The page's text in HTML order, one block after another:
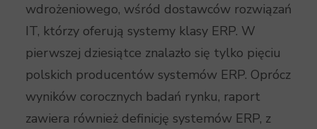
wdrożeniowego, wśród dostawców rozwiązań
IT, którzy oferują systemy klasy ERP. W
pierwszej dziesiątce znalazło się tylko pięciu
polskich producentów systemów ERP. Oprócz
wyników corocznych badań rynku, raport
zawiera również definicję systemów ERP, z